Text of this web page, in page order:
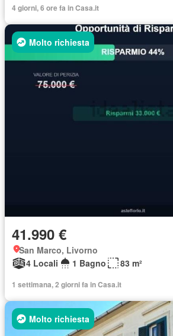
4 giorni, 6 ore fa in Casa.it
Molto richiesta
41.990 €
San Marco, Livorno
4 Locali
1 Bagno 83 m²
1 settimana, 2 giorni fa in Casa.it
Molto richiesta